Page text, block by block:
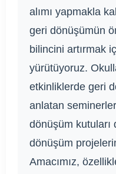
alımı yapmakla
geri dönüşümün
bilincini artırmak
yürütüyoruz.
etkinliklerde geri
anlatan
dönüşüm kutuları
dönüşüm
Amacımız,